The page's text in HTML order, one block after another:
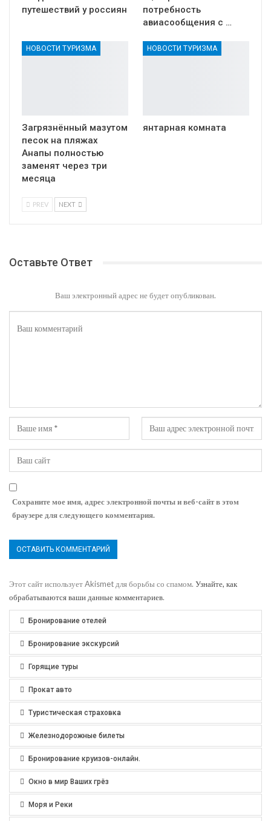
путешествий у россиян
потребность
авиасообщения с …
НОВОСТИ ТУРИЗМА
Загрязнённый мазутом
песок на пляжах
Анапы полностью
заменят через три
месяца
НОВОСТИ ТУРИЗМА
янтарная комната
PREV NEXT
Оставьте Ответ
Ваш электронный адрес не будет опубликован.
Сохраните мое имя, адрес электронной почты и веб-сайт в этом
браузере для следующего комментария.
Этот сайт использует Akismet для борьбы со спамом. Узнайте, как
обрабатываются ваши данные комментариев.
Бронирование отелей
Бронирование экскурсий
Горящие туры
Прокат авто
Туристическая страховка
Железнодорожные билеты
Бронирование круизов-онлайн.
Окно в мир Ваших грёз
Моря и Реки